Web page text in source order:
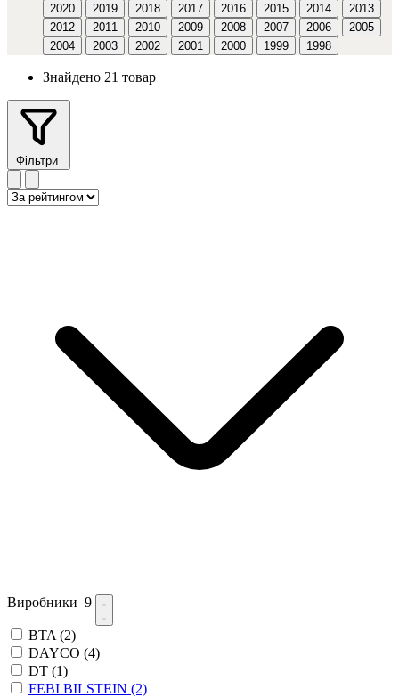
2020 2019 2018 2017 2016 2015 2014
2013
2012
2011 2010 2009 2008 2007 2006
2005
2004
2003 2002 2001 2000 1999 1998
Знайдено 21 товар
Фільтри
Виробники 9
BTA (2)
DAYCO (4)
DT (1)
FEBI BILSTEIN (2)